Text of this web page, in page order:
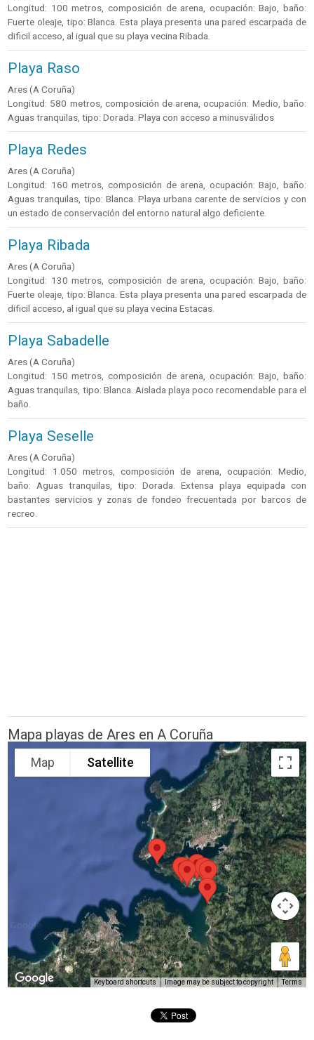
Longitud: 100 metros, composición de arena, ocupación: Bajo, baño:
Fuerte oleaje, tipo: Blanca. Esta playa presenta una pared escarpada de
dificil acceso, al igual que su playa vecina Ribada.
Playa Raso
Ares (A Coruña)
Longitud: 580 metros, composición de arena, ocupación: Medio, baño:
Aguas tranquilas, tipo: Dorada. Playa con acceso a minusválidos
Playa Redes
Ares (A Coruña)
Longitud: 160 metros, composición de arena, ocupación: Bajo, baño:
Aguas tranquilas, tipo: Blanca. Playa urbana carente de servicios y con
un estado de conservación del entorno natural algo deficiente.
Playa Ribada
Ares (A Coruña)
Longitud: 130 metros, composición de arena, ocupación: Bajo, baño:
Fuerte oleaje, tipo: Blanca. Esta playa presenta una pared escarpada de
dificil acceso, al igual que su playa vecina Estacas.
Playa Sabadelle
Ares (A Coruña)
Longitud: 150 metros, composición de arena, ocupación: Bajo, baño:
Aguas tranquilas, tipo: Blanca. Aislada playa poco recomendable para el
baño.
Playa Seselle
Ares (A Coruña)
Longitud: 1.050 metros, composición de arena, ocupación: Medio,
baño: Aguas tranquilas, tipo: Dorada. Extensa playa equipada con
bastantes servicios y zonas de fondeo frecuentada por barcos de
recreo.
Mapa playas de Ares en A Coruña
Map Satellite
Keyboard shortcuts Image may be subject to copyright Terms